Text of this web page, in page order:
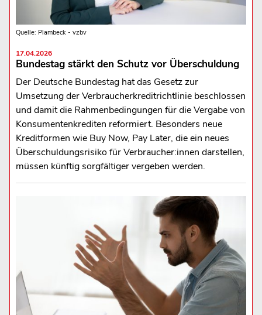
Quelle: Plambeck - vzbv
17.04.2026
Bundestag stärkt den Schutz vor Überschuldung
Der Deutsche Bundestag hat das Gesetz zur
Umsetzung der Verbraucherkreditrichtlinie beschlossen
und damit die Rahmenbedingungen für die Vergabe von
Konsumentenkrediten reformiert. Besonders neue
Kreditformen wie Buy Now, Pay Later, die ein neues
Überschuldungsrisiko für Verbraucher:innen darstellen,
müssen künftig sorgfältiger vergeben werden.